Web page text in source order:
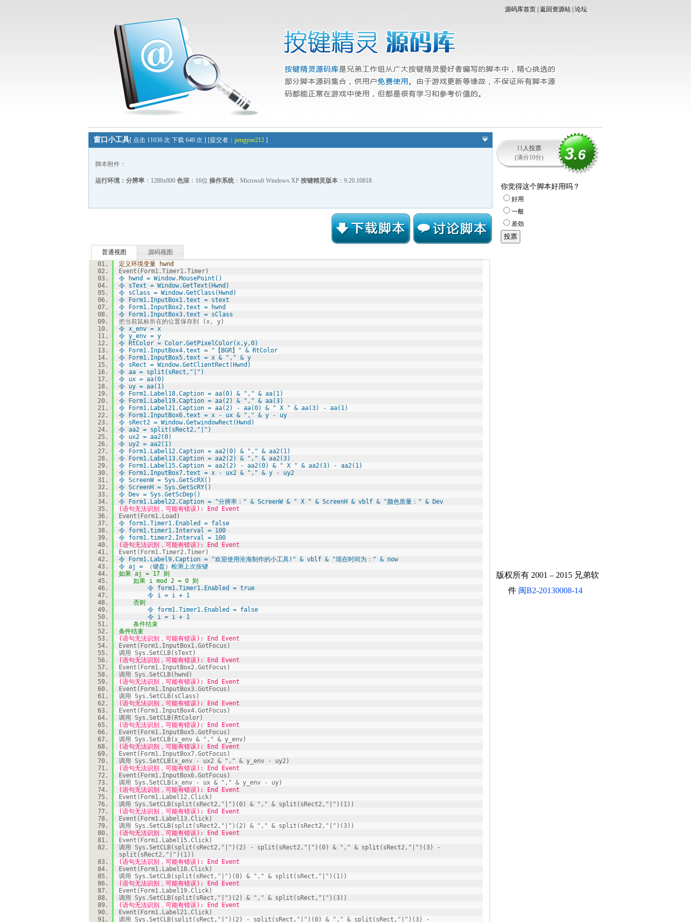
源码库首页 返回资源站 论坛
窗口小工具[ 点击 11036 次 下载 640 次 ] [提交者： pengyue212]
脚本附件：
运行环境： 分辨率：1280x800 色深：16位 操作系统：Microsoft Windows XP 按键精灵版本：9.20.10818
普通视图
源码视图
定义环境变量 hwnd
Event(Form1.Timer1.Timer)
令 hwnd = Window.MousePoint()
令 sText = Window.GetText(Hwnd)
令 sClass = Window.GetClass(Hwnd)
令 Form1.InputBox1.text = stext
令 Form1.InputBox2.text = hwnd
令 Form1.InputBox3.text = sClass
把当前鼠标所在的位置保存到 (x, y)
令 x_env = x
令 y_env = y
令 RtColor = Color.GetPixelColor(x,y,0)
令 Form1.InputBox4.text = "【BGR】" & RtColor
令 Form1.InputBox5.text = x & "," & y
令 sRect = Window.GetClientRect(Hwnd)
令 aa = split(sRect,"|")
令 ux = aa(0)
令 uy = aa(1)
令 Form1.Label18.Caption = aa(0) & "," & aa(1)
令 Form1.Label19.Caption = aa(2) & "," & aa(3)
令 Form1.Label21.Caption = aa(2) - aa(0) & " X " & aa(3) - aa(1)
令 Form1.InputBox6.text = x - ux & "," & y - uy
令 sRect2 = Window.GetwindowRect(Hwnd)
令 aa2 = split(sRect2,"|")
令 ux2 = aa2(0)
令 uy2 = aa2(1)
令 Form1.Label12.Caption = aa2(0) & "," & aa2(1)
令 Form1.Label13.Caption = aa2(2) & "," & aa2(3)
令 Form1.Label15.Caption = aa2(2) - aa2(0) & " X " & aa2(3) - aa2(1)
令 Form1.InputBox7.text = x - ux2 & "," & y - uy2
令 ScreenW = Sys.GetScRX()
令 ScreenH = Sys.GetScRY()
令 Dev = Sys.GetScDep()
令 Form1.Label22.Caption = "分辨率：" & ScreenW & " X " & ScreenH & vblf & "颜色质量：" & Dev
(语句无法识别，可能有错误): End Event
Event(Form1.Load)
令 form1.Timer1.Enabled = false
令 form1.timer1.Interval = 100
令 form1.timer2.Interval = 100
(语句无法识别，可能有错误): End Event
Event(Form1.Timer2.Timer)
令 Form1.Label9.Caption = "欢迎使用沧海制作的小工具!" & vblf & "现在时间为：" & now
令 aj = （键盘）检测上次按键
如果 aj = 17 则
如果 i mod 2 = 0 则
令 form1.Timer1.Enabled = true
令 i = i + 1
否则
令 form1.Timer1.Enabled = false
令 i = i + 1
条件结束
条件结束
(语句无法识别，可能有错误): End Event
Event(Form1.InputBox1.GotFocus)
调用 Sys.SetCLB(sText)
(语句无法识别，可能有错误): End Event
Event(Form1.InputBox2.GotFocus)
调用 Sys.SetCLB(hwnd)
(语句无法识别，可能有错误): End Event
Event(Form1.InputBox3.GotFocus)
调用 Sys.SetCLB(sClass)
(语句无法识别，可能有错误): End Event
Event(Form1.InputBox4.GotFocus)
调用 Sys.SetCLB(RtColor)
(语句无法识别，可能有错误): End Event
Event(Form1.InputBox5.GotFocus)
调用 Sys.SetCLB(x_env & "," & y_env)
(语句无法识别，可能有错误): End Event
Event(Form1.InputBox7.GotFocus)
调用 Sys.SetCLB(x_env - ux2 & "," & y_env - uy2)
(语句无法识别，可能有错误): End Event
Event(Form1.InputBox6.GotFocus)
调用 Sys.SetCLB(x_env - ux & "," & y_env - uy)
(语句无法识别，可能有错误): End Event
Event(Form1.Label12.Click)
调用 Sys.SetCLB(split(sRect2,"|")(0) & "," & split(sRect2,"|")(1))
(语句无法识别，可能有错误): End Event
Event(Form1.Label13.Click)
调用 Sys.SetCLB(split(sRect2,"|")(2) & "," & split(sRect2,"|")(3))
(语句无法识别，可能有错误): End Event
Event(Form1.Label15.Click)
调用 Sys.SetCLB(split(sRect2,"|")(2) - split(sRect2,"|")(0) & "," & split(sRect2,"|")(3) -
split(sRect2,"|")(1))
(语句无法识别，可能有错误): End Event
Event(Form1.Label18.Click)
调用 Sys.SetCLB(split(sRect,"|")(0) & "," & split(sRect,"|")(1))
(语句无法识别，可能有错误): End Event
Event(Form1.Label19.Click)
调用 Sys.SetCLB(split(sRect,"|")(2) & "," & split(sRect,"|")(3))
(语句无法识别，可能有错误): End Event
Event(Form1.Label21.Click)
调用 Sys.SetCLB(split(sRect,"|")(2) - split(sRect,"|")(0) & "," & split(sRect,"|")(3) -
11 人投票
(满分10分)
3.6
你觉得这个脚本好用吗？
好用
一般
差劲
版权所有 2001 – 2015 兄弟软
件 闽B2-20130008-14